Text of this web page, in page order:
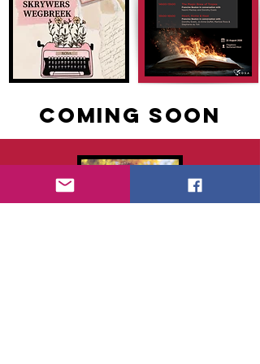
coming soon